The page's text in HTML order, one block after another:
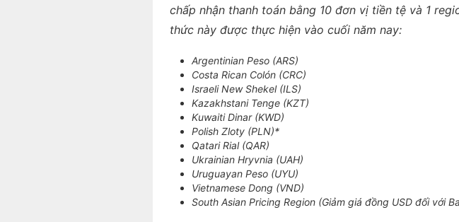
chấp nhận thanh toán bằng 10 đơn vị tiền tệ và 1
thức này được thực hiện vào cuối năm nay:
Argentinian Peso (ARS)
Costa Rican Colón (CRC)
Israeli New Shekel (ILS)
Kazakhstani Tenge (KZT)
Kuwaiti Dinar (KWD)
Polish Zloty (PLN)*
Qatari Rial (QAR)
Ukrainian Hryvnia (UAH)
Uruguayan Peso (UYU)
Vietnamese Dong (VND)
South Asian Pricing Region (Giảm giá đồng USD đối với